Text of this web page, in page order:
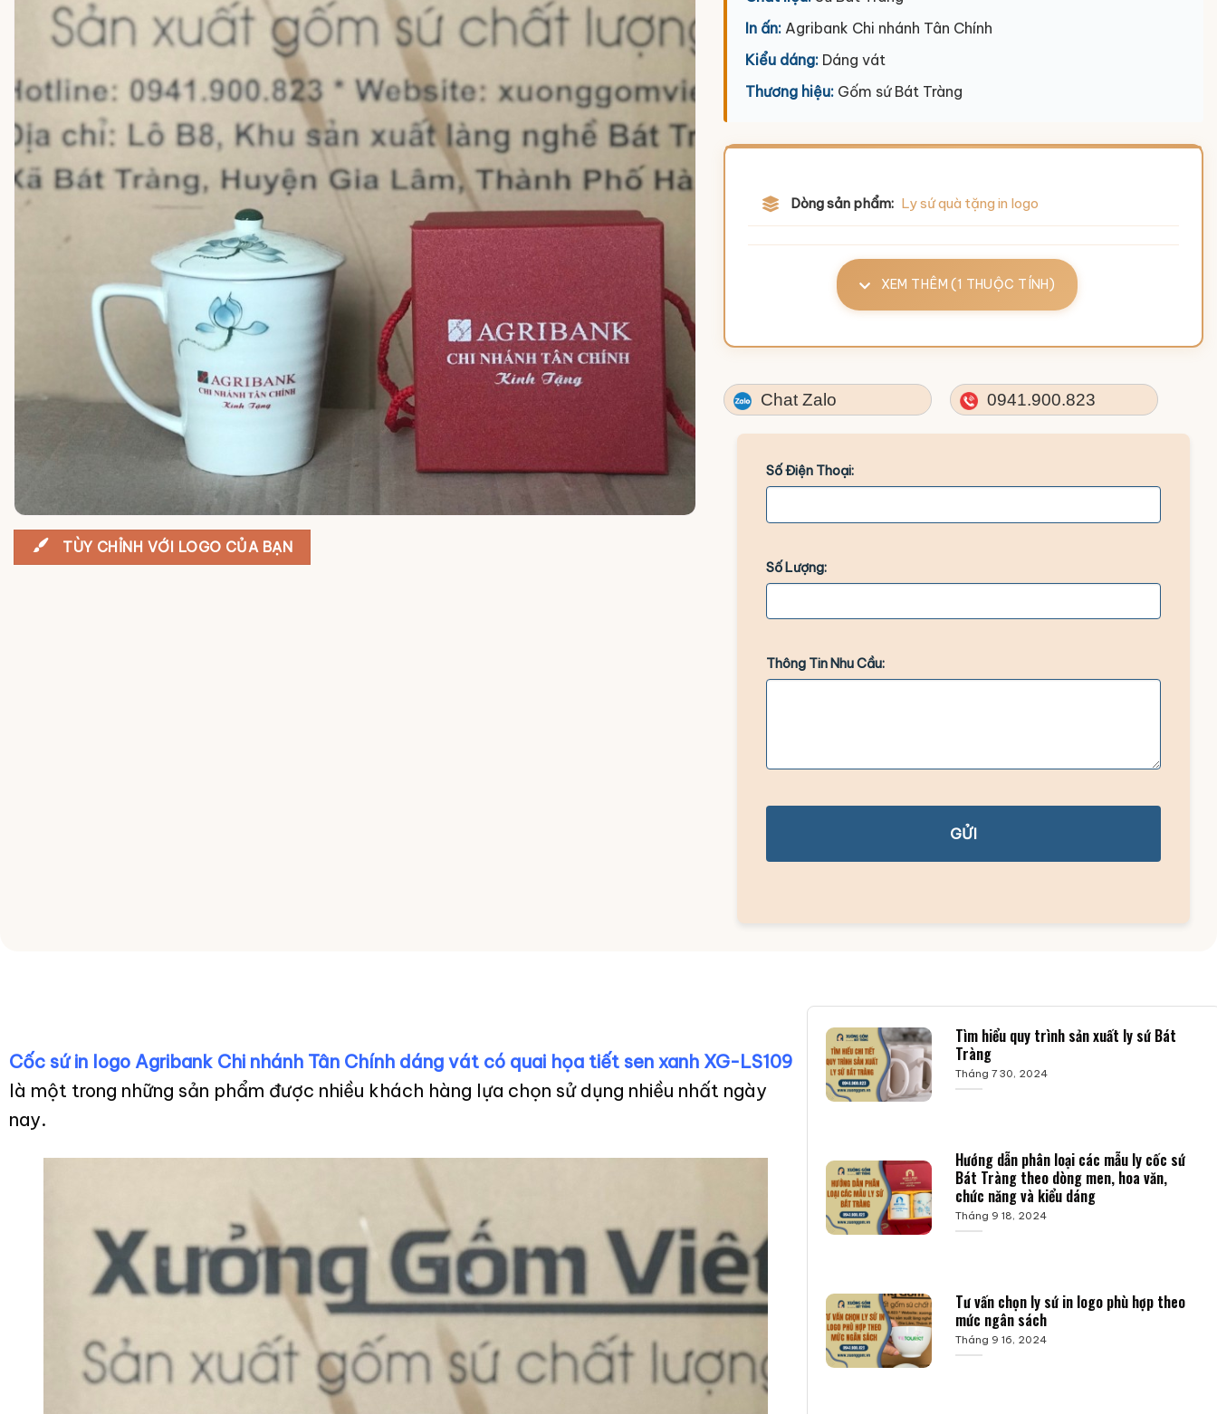
TÙY CHỈNH VỚI LOGO CỦA BẠN
In ấn: Agribank Chi nhánh Tân Chính
Kiểu dáng: Dáng vát
Thương hiệu: Gốm sứ Bát Tràng
Dòng sản phẩm: Ly sứ quà tặng in logo
XEM THÊM (1 THUỘC TÍNH)
Chat Zalo 0941.900.823
Số Điện Thoại:
Số Lượng:
Thông Tin Nhu Cầu:
GỬI
Cốc sứ in logo Agribank Chi nhánh Tân Chính dáng vát có quai họa tiết sen xanh XG-LS109
là một trong những sản phẩm được nhiều khách hàng lựa chọn sử dụng nhiều nhất ngày
nay.
Tìm hiểu quy trình sản xuất ly sứ Bát
Tràng
Tháng 7 30, 2024
Hướng dẫn phân loại các mẫu ly cốc sứ
Bát Tràng theo dòng men, hoa văn,
chức năng và kiểu dáng
Tháng 9 18, 2024
Tư vấn chọn ly sứ in logo phù hợp theo
mức ngân sách
Tháng 9 16, 2024